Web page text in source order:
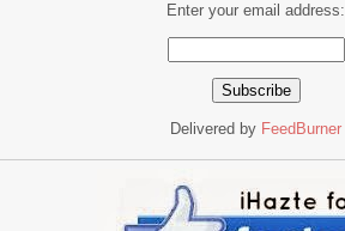
Enter your email address:
Delivered by FeedBurner